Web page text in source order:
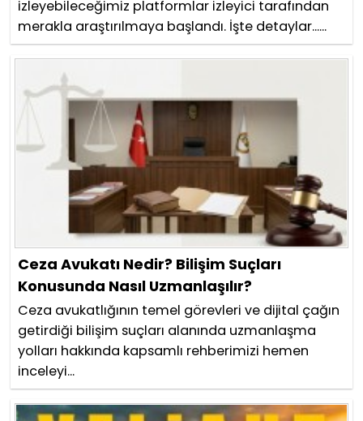
izleyebileceğimiz platformlar izleyici tarafından
merakla araştırılmaya başlandı. İşte detaylar......
Ceza Avukatı Nedir? Bilişim Suçları
Konusunda Nasıl Uzmanlaşılır?
Ceza avukatlığının temel görevleri ve dijital çağın
getirdiği bilişim suçları alanında uzmanlaşma
yolları hakkında kapsamlı rehberimizi hemen
inceleyi...